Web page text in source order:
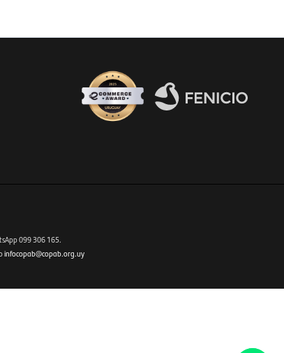
Fenicio eCommerce Uruguay
099 306 165.
infocopab@copab.org.uy